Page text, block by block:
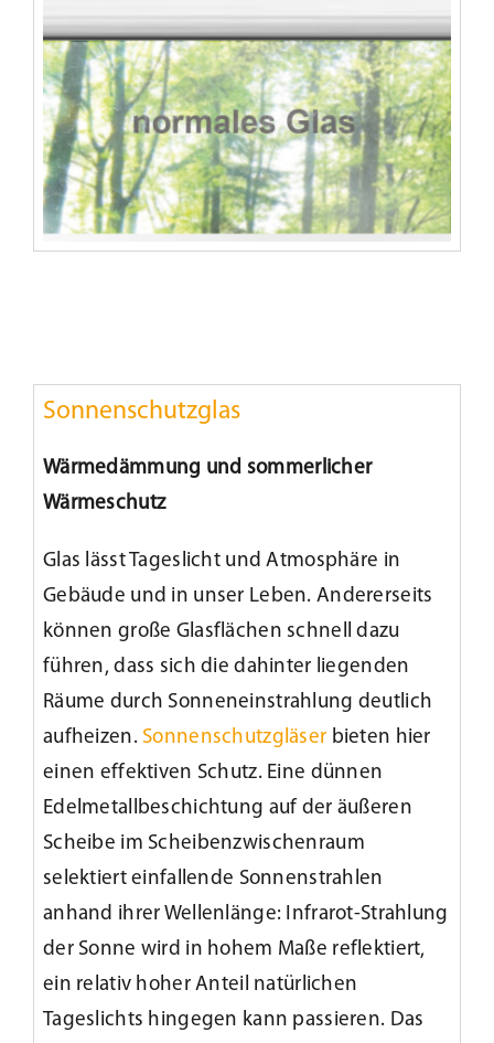
Sonnenschutzglas
Wärmedämmung und sommerlicher
Wärmeschutz
Glas lässt Tageslicht und Atmosphäre in
Gebäude ­und in unser Leben. Andererseits
können große Glasflächen schnell dazu
führen, dass sich die dahinter liegenden
Räume durch Sonneneinstrahlung deutlich
aufheizen. Sonnenschutzgläser bieten hier
einen effektiven Schutz. Eine dünnen
Edelmetallbeschichtung auf der äußeren
Scheibe im Scheibenzwischenraum
selektiert einfallende Sonnenstrahlen
anhand ihrer Wellenlänge: Infrarot-Strahlung
der Sonne wird in hohem Maße reflektiert,
ein relativ hoher Anteil natürlichen
Tageslichts hingegen kann passieren. Das